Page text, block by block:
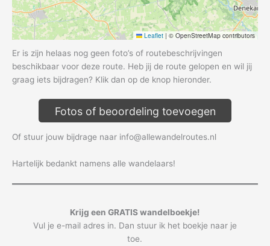
Leaflet | © OpenStreetMap contributors
Er is zijn helaas nog geen foto’s of routebeschrijvingen
beschikbaar voor deze route. Heb jij de route gelopen en wil jij
graag iets bijdragen? Klik dan op de knop hieronder.
Fotos of beoordeling toevoegen
Of stuur jouw bijdrage naar info@allewandelroutes.nl
Hartelijk bedankt namens alle wandelaars!
Krijg een GRATIS wandelboekje!
Vul je e-mail adres in. Dan stuur ik het boekje naar je
toe.